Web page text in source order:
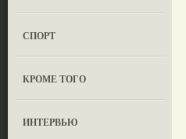
СПОРТ
КРОМЕ ТОГО
ИНТЕРВЬЮ